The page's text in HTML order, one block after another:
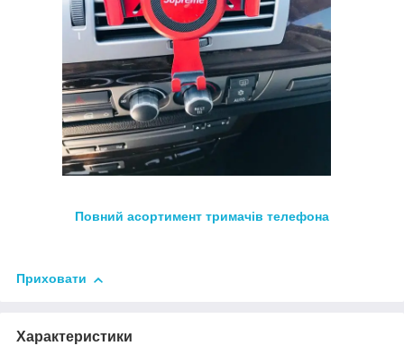
Повний асортимент тримачів телефона
Приховати
Характеристики